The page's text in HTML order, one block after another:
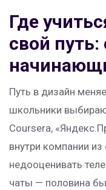
Где
свой
Путь в дизайн
школьники
Coursera,
внутри компании
недооценивать
чаты — половина